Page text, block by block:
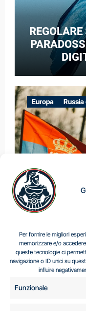
Per fornire le migliori
memorizzare e/o
queste tecnologie ci
navigazione o ID unici su
influire
Funzionale
Europa Russia
Centro Analisi e